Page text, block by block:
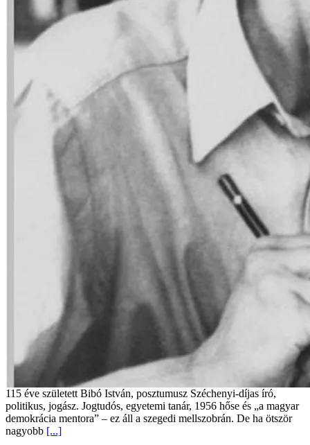
115 éve született Bibó István, posztumusz Széchenyi-díjas író,
politikus, jogász. Jogtudós, egyetemi tanár, 1956 hőse és „a magyar
demokrácia mentora” – ez áll a szegedi mellszobrán. De ha ötször
nagyobb [...]